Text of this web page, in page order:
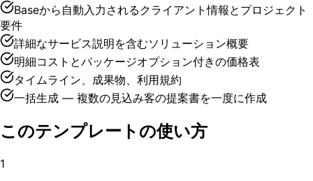
Baseから自動入力されるクライアント情報とプロジェクト
要件
詳細なサービス説明を含むソリューション概要
明細コストとパッケージオプション付きの価格表
タイムライン、成果物、利用規約
一括生成 — 複数の見込み客の提案書を一度に作成
このテンプレートの使い方
1